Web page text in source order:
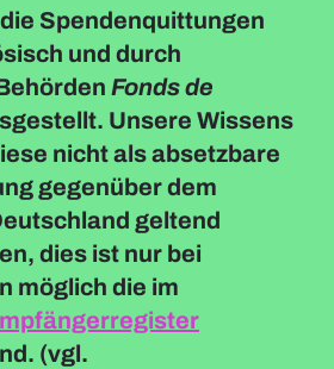
Spendenquittungen
und durch
Fonds de
Unsere Wissens
nicht als absetzbare
gegenüber dem
geltend
dies ist nur bei
möglich die im
(vgl.